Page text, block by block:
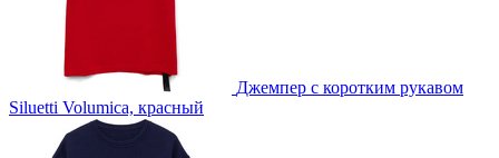
Джемпер с коротким рукавом
Siluetti Volumica, красный